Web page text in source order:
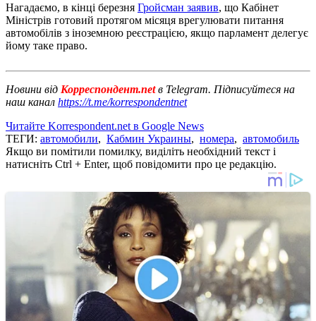
Нагадаємо, в кінці березня Гройсман заявив, що Кабінет
Міністрів готовий протягом місяця врегулювати питання
автомобілів з іноземною реєстрацією, якщо парламент делегує
йому таке право.
Новини від Корреспондент.netв Telegram. Підписуйтеся на
наш канал https://t.me/korrespondentnet
Читайте Korrespondent.net в Google News
ТЕГИ: автомобили, Кабмин Украины, номера, автомобиль
Якщо ви помітили помилку, виділіть необхідний текст і
натисніть Ctrl + Enter, щоб повідомити про це редакцію.